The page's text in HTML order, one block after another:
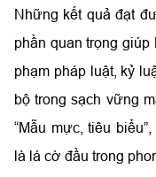
Những kết quả đạt
phần quan trọng
phạm pháp luật, kỷ
bộ trong sạch vững
“Mẫu mực, tiêu
là lá cờ đầu trong